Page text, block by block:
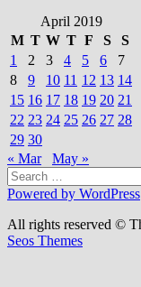
April 2019
M T W T F S
S
1
2 3 4 5 6
7
8
9 10 11 12 13 14
15 16 17 18 19 20 21
22 23 24 25 26 27 28
29 30
« Mar
May »
Search
for:
Powered by WordPress
All rights reserved ©
Seos Themes